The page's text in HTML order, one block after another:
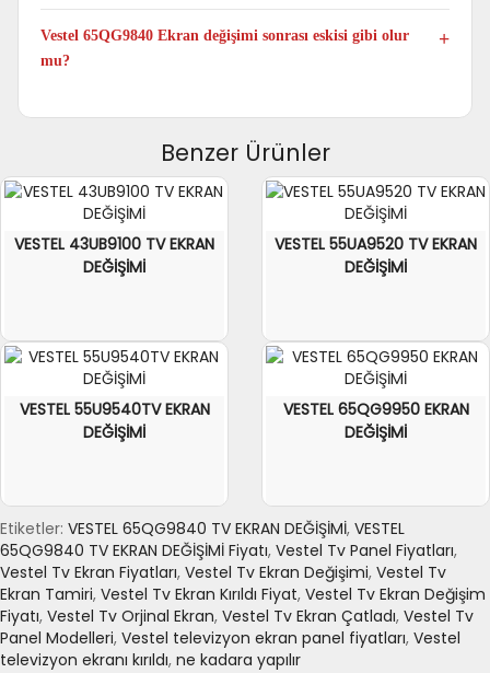
Hayır. Panel değişimi yalnızca atölye ortamında yapılmaktadır.
Vestel 65QG9840 Ekran değişimi sonrası eskisi gibi olur
mu?
televizyonunuz ilk günkü performansıyla çalışmaya devam eder.
Benzer Ürünler
VESTEL 43UB9100 TV EKRAN
DEĞİŞİMİ
VESTEL 55UA9520 TV EKRAN
DEĞİŞİMİ
VESTEL 55U9540TV EKRAN
DEĞİŞİMİ
VESTEL 65QG9950 EKRAN
DEĞİŞİMİ
Etiketler: VESTEL 65QG9840 TV EKRAN DEĞİŞİMİ, VESTEL
65QG9840 TV EKRAN DEĞİŞİMİ Fiyatı, Vestel Tv Panel Fiyatları,
Vestel Tv Ekran Fiyatları, Vestel Tv Ekran Değişimi, Vestel Tv
Ekran Tamiri, Vestel Tv Ekran Kırıldı Fiyat, Vestel Tv Ekran Değişim
Fiyatı, Vestel Tv Orjinal Ekran, Vestel Tv Ekran Çatladı, Vestel Tv
Panel Modelleri, Vestel televizyon ekran panel fiyatları, Vestel
televizyon ekranı kırıldı, ne kadara yapılır